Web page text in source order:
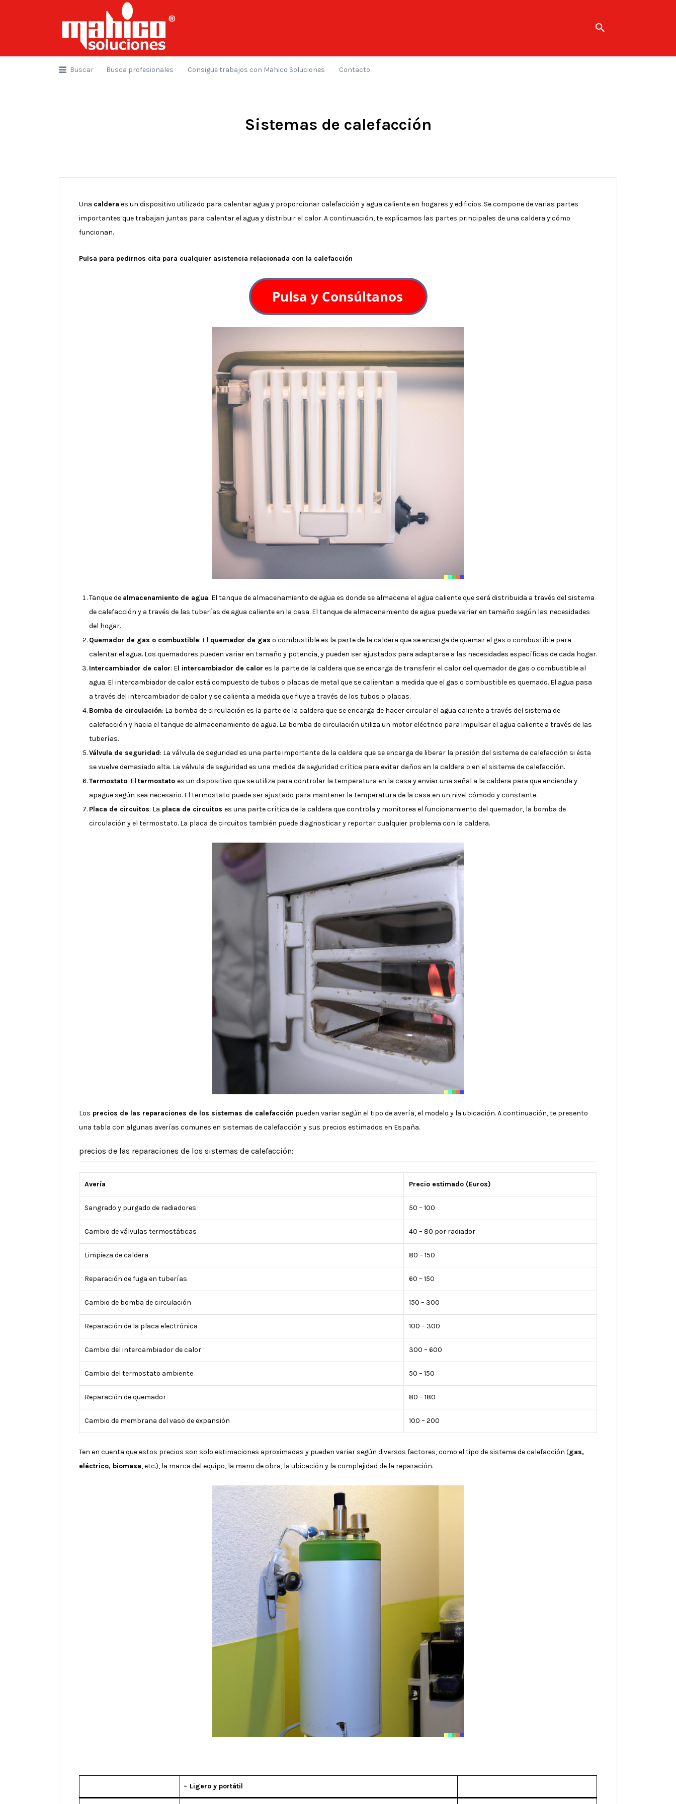
por:
Buscar Busca profesionales Consigue trabajos con Mahico Soluciones Contacto
Sistemas de calefacción
Una caldera es un dispositivo utilizado para calentar agua y proporcionar calefacción y agua caliente en hogares y edificios. Se compone de varias partes
importantes que trabajan juntas para calentar el agua y distribuir el calor. A continuación, te explicamos las partes principales de una caldera y cómo
funcionan.
Pulsa para pedirnos cita para cualquier asistencia relacionada con la calefacción
Tanque de almacenamiento de agua: El tanque de almacenamiento de agua es donde se almacena el agua caliente que será distribuida a través del sistema
de calefacción y a través de las tuberías de agua caliente en la casa. El tanque de almacenamiento de agua puede variar en tamaño según las necesidades
del hogar.
Quemador de gas o combustible: El quemador de gas o combustible es la parte de la caldera que se encarga de quemar el gas o combustible para
calentar el agua. Los quemadores pueden variar en tamaño y potencia, y pueden ser ajustados para adaptarse a las necesidades específicas de cada hogar.
Intercambiador de calor: El intercambiador de calor es la parte de la caldera que se encarga de transferir el calor del quemador de gas o combustible al
agua. El intercambiador de calor está compuesto de tubos o placas de metal que se calientan a medida que el gas o combustible es quemado. El agua pasa
a través del intercambiador de calor y se calienta a medida que fluye a través de los tubos o placas.
Bomba de circulación: La bomba de circulación es la parte de la caldera que se encarga de hacer circular el agua caliente a través del sistema de
calefacción y hacia el tanque de almacenamiento de agua. La bomba de circulación utiliza un motor eléctrico para impulsar el agua caliente a través de las
tuberías.
Válvula de seguridad: La válvula de seguridad es una parte importante de la caldera que se encarga de liberar la presión del sistema de calefacción si ésta
se vuelve demasiado alta. La válvula de seguridad es una medida de seguridad crítica para evitar daños en la caldera o en el sistema de calefacción.
Termostato: El termostato es un dispositivo que se utiliza para controlar la temperatura en la casa y enviar una señal a la caldera para que encienda y
apague según sea necesario. El termostato puede ser ajustado para mantener la temperatura de la casa en un nivel cómodo y constante.
Placa de circuitos: La placa de circuitos es una parte crítica de la caldera que controla y monitorea el funcionamiento del quemador, la bomba de
circulación y el termostato. La placa de circuitos también puede diagnosticar y reportar cualquier problema con la caldera.
Los precios de las reparaciones de los sistemas de calefacción pueden variar según el tipo de avería, el modelo y la ubicación. A continuación, te presento
una tabla con algunas averías comunes en sistemas de calefacción y sus precios estimados en España.
precios de las reparaciones de los sistemas de calefacción:
Avería Precio estimado (Euros)
Sangrado y purgado de radiadores 50 – 100
Cambio de válvulas termostáticas 40 – 80 por radiador
Limpieza de caldera 80 – 150
Reparación de fuga en tuberías 60 – 150
Cambio de bomba de circulación 150 – 300
Reparación de la placa electrónica 100 – 300
Cambio del intercambiador de calor 300 – 600
Cambio del termostato ambiente 50 – 150
Reparación de quemador 80 – 180
Cambio de membrana del vaso de expansión 100 – 200
Ten en cuenta que estos precios son solo estimaciones aproximadas y pueden variar según diversos factores, como el tipo de sistema de calefacción (gas,
eléctrico, biomasa, etc.), la marca del equipo, la mano de obra, la ubicación y la complejidad de la reparación.
– Ligero y portátil